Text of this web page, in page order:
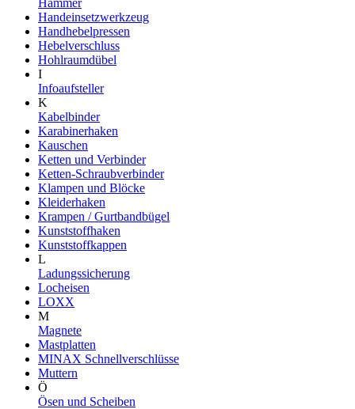
Hammer
Handeinsetzwerkzeug
Handhebelpressen
Hebelverschluss
Hohlraumdübel
I
Infoaufsteller
K
Kabelbinder
Karabinerhaken
Kauschen
Ketten und Verbinder
Ketten-Schraubverbinder
Klampen und Blöcke
Kleiderhaken
Krampen / Gurtbandbügel
Kunststoffhaken
Kunststoffkappen
L
Ladungssicherung
Locheisen
LOXX
M
Magnete
Mastplatten
MINAX Schnellverschlüsse
Muttern
Ö
Ösen und Scheiben